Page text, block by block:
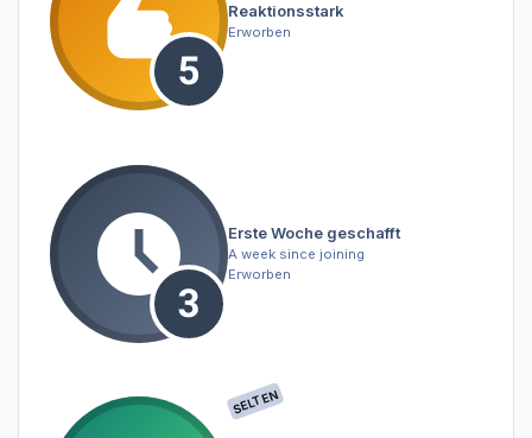
Reaktionsstark
Erworben
Erste Woche geschafft
A week since joining
Erworben
SELTEN